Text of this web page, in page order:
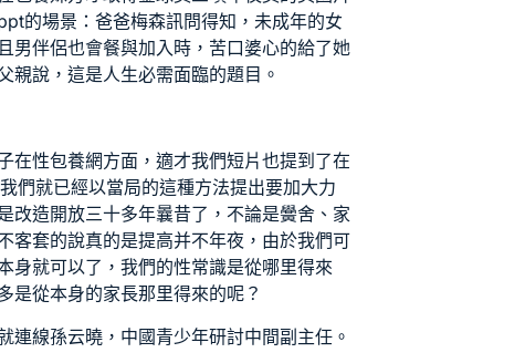
的場景：爸爸梅森訊問得知，未成年的女
男伴侶也會餐與加入時，苦口婆心的給了她
親說，這是人生必需面臨的題目。
在性包養網方面，適才我們短片也提到了在
們就已經以當局的這種方法提出要加大力
改造開放三十多年曩昔了，不論是黌舍、家
客套的說真的是提高并不年夜，由於我們可
身就可以了，我們的性常識是從哪里得來
是從本身的家長那里得來的呢？
連線孫云曉，中國青少年研討中間副主任。